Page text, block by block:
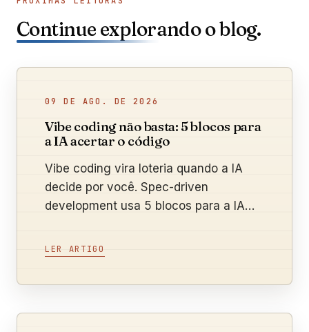
Continue explorando o blog.
09 DE AGO. DE 2026
Vibe coding não basta: 5 blocos para
a IA acertar o código
Vibe coding vira loteria quando a IA
decide por você. Spec-driven
development usa 5 blocos para a IA
LER ARTIGO